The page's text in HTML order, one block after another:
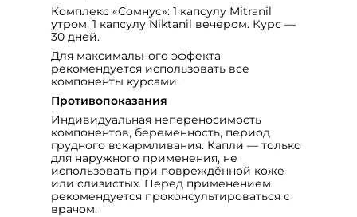
Комплекс «Сомнус»: 1 капсулу Mitranil
утром, 1 капсулу Niktanil вечером. Курс —
30 дней.
Для максимального эффекта
рекомендуется использовать все
компоненты курсами.
Противопоказания
Индивидуальная непереносимость
компонентов, беременность, период
грудного вскармливания. Капли — только
для наружного применения, не
использовать при повреждённой коже
или слизистых. Перед применением
рекомендуется проконсультироваться с
врачом.